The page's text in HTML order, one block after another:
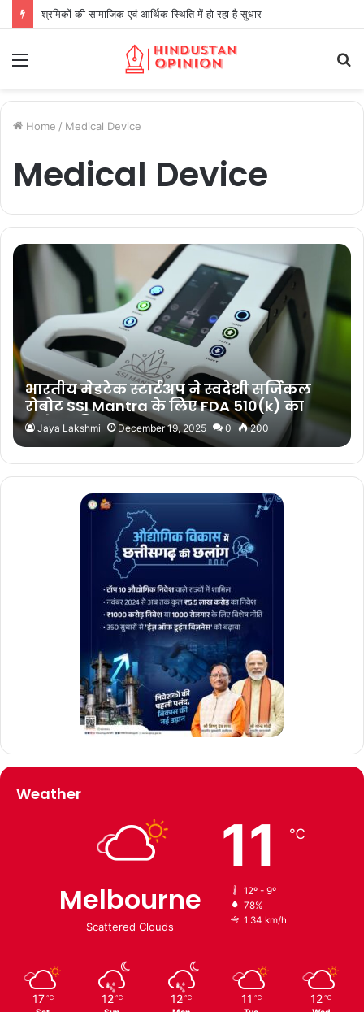
श्रमिकों की सामाजिक एवं आर्थिक स्थिति में हो रहा है सुधार
Home / Medical Device
Medical Device
भारतीय मेडटेक स्टार्टअप ने स्वदेशी सर्जिकल
रोबोट SSI Mantra के लिए FDA 510(k) का
आवेदन किया
Jaya Lakshmi December 19, 2025 0 200
Weather
Melbourne
Scattered Clouds
11 ℃
12º - 9º
78%
1.34 km/h
17 ℃ 12 ℃ 12 ℃ 11 ℃ 12 ℃